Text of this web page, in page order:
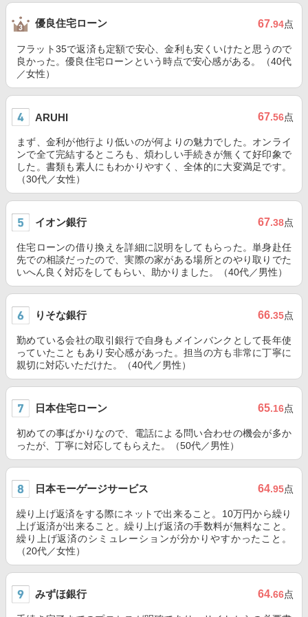
優良住宅ローン 67.94点
フラット35で返済も定額で安心、金利も安くいけたと思うので
良かった。優良住宅ローンという時点で安心感がある。（40代
／女性）
ARUHI 67.56点
まず、金利が他行より低いのが何よりの魅力でした。オンライ
ンで全て完結するところも、煩わしい手続きが無くて好印象で
した。書類も素人にもわかりやすく、全体的に大変満足です。
（30代／女性）
イオン銀行 67.38点
住宅ローンの借り換えを詳細に説明をしてもらった。単身赴任
先での相談だったので、実際の家がある場所とのやり取りでた
いへん良く対応をしてもらい、助かりました。（40代／男性）
りそな銀行 66.35点
勤めている会社の取引銀行で自身もメインバンクとして長年使
っていたこともあり安心感があった。担当の方も非常に丁寧に
親切に対応いただけた。（40代／男性）
日本住宅ローン 65.16点
初めての事ばかりなので、電話による問い合わせの機会が多か
ったが、丁寧に対応してもらえた。（50代／男性）
日本モーゲージサービス 64.95点
繰り上げ返済をする際にネットで出来ること。10万円から繰り
上げ返済が出来ること。繰り上げ返済の手数料が無料なこと。
繰り上げ返済のシミュレーションが分かりやすかったこと。
（20代／女性）
みずほ銀行 64.66点